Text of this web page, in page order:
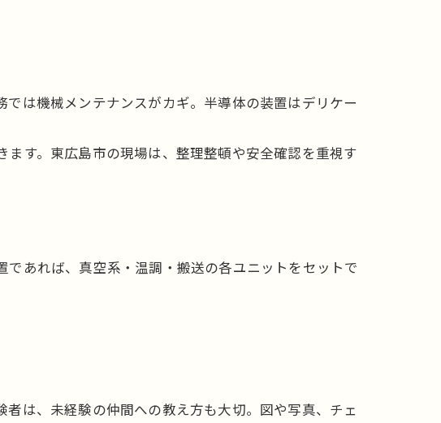
は機械メンテナンスがカギ。半導体の装置はデリケー
す。東広島市の現場は、整理整頓や安全確認を重視す
あれば、真空系・温調・搬送の各ユニットをセットで
は、未経験の仲間への教え方も大切。図や写真、チェ